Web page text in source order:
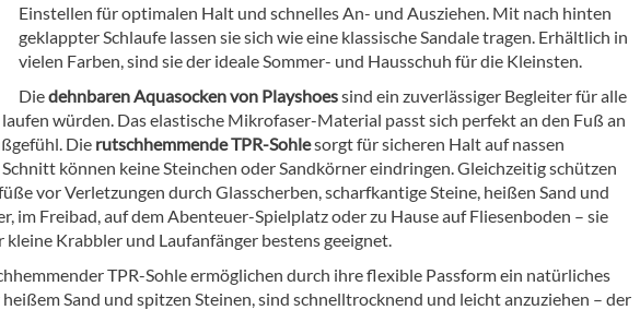
Einstellen für optimalen Halt und schnelles An- und Ausziehen. Mit nach hinten
geklappter Schlaufe lassen sie sich wie eine klassische Sandale tragen. Erhältlich in
vielen Farben, sind sie der ideale Sommer- und Hausschuh für die Kleinsten.
Diedehnbaren Aquasocken von Playshoessind ein zuverlässiger Begleiter für alle
würden. Das elastische Mikrofaser-Material passt sich perfekt an den Fuß an
Die rutschhemmende TPR-Sohlesorgt für sicheren Halt auf nassen
können keine Steinchen oder Sandkörner eindringen. Gleichzeitig schützen
vor Verletzungen durch Glasscherben, scharfkantige Steine, heißen Sand und
im Freibad, auf dem Abenteuer-Spielplatz oder zu Hause auf Fliesenboden – sie
Krabbler und Laufanfänger bestens geeignet.
TPR-Sohle ermöglichen durch ihre flexible Passform ein natürliches
Sand und spitzen Steinen, sind schnelltrocknend und leicht anzuziehen – der